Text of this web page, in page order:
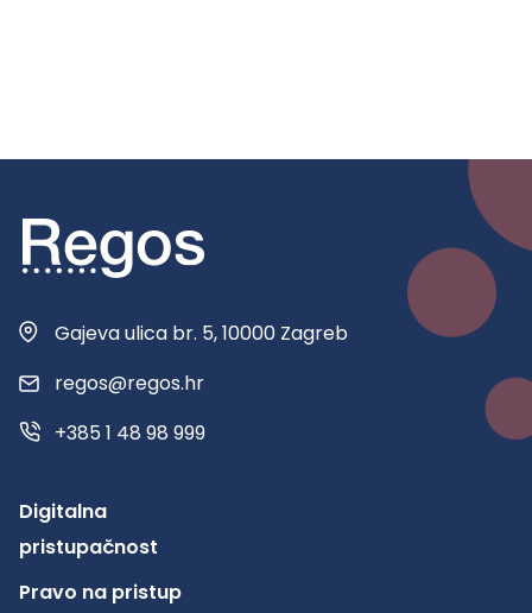
Gajeva ulica br. 5, 10000 Zagreb
regos@regos.hr
+385 1 48 98 999
Digitalna
pristupačnost
Pravo na pristup